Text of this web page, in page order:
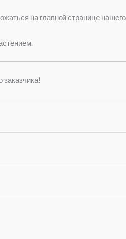
на главной странице нашего
заказчика!